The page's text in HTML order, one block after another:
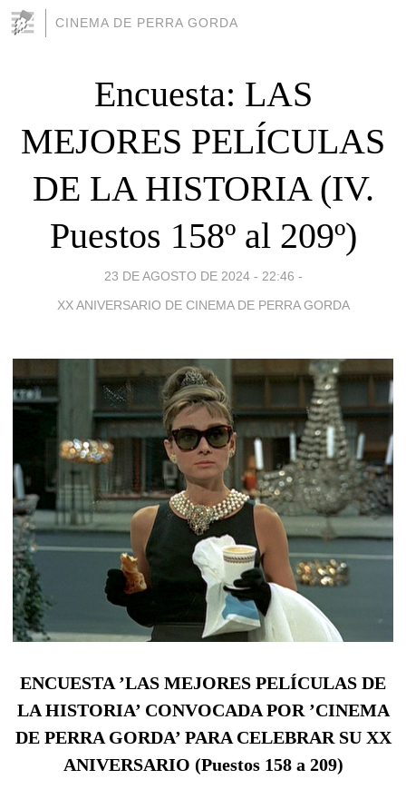
CINEMA DE PERRA GORDA
Encuesta: LAS
MEJORES PELÍCULAS
DE LA HISTORIA (IV.
Puestos 158º al 209º)
23 DE AGOSTO DE 2024 - 22:46 -
XX ANIVERSARIO DE CINEMA DE PERRA GORDA
ENCUESTA ’LAS MEJORES PELÍCULAS DE
LA HISTORIA’ CONVOCADA POR ’CINEMA
DE PERRA GORDA’ PARA CELEBRAR SU XX
ANIVERSARIO (Puestos 158 a 209)